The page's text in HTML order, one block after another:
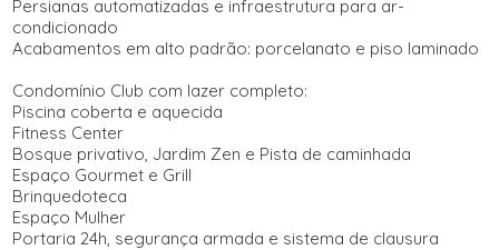
Persianas automatizadas e infraestrutura para ar-
condicionado
Acabamentos em alto padrão: porcelanato e piso laminado
Condomínio Club com lazer completo:
Piscina coberta e aquecida
Fitness Center
Bosque privativo, Jardim Zen e Pista de caminhada
Espaço Gourmet e Grill
Brinquedoteca
Espaço Mulher
Portaria 24h, segurança armada e sistema de clausura